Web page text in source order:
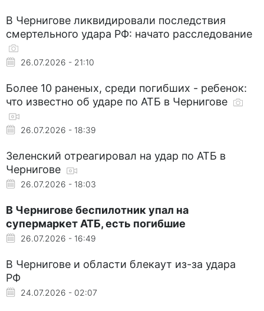
В Чернигове ликвидировали последствия
смертельного удара РФ: начато расследование
26.07.2026 - 21:10
Более 10 раненых, среди погибших - ребенок:
что известно об ударе по АТБ в Чернигове
26.07.2026 - 18:39
Зеленский отреагировал на удар по АТБ в
Чернигове
26.07.2026 - 18:03
В Чернигове беспилотник упал на
супермаркет АТБ, есть погибшие
26.07.2026 - 16:49
В Чернигове и области блекаут из-за удара
РФ
24.07.2026 - 02:07